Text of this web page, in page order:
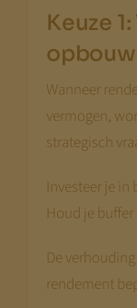
Keuze
Wanneer
vermogen,
strategisch
Investeer je
Houd je
De
rendement